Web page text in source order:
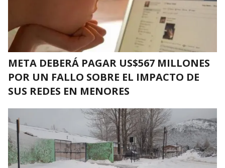
META DEBERÁ PAGAR US$567 MILLONES
POR UN FALLO SOBRE EL IMPACTO DE
SUS REDES EN MENORES